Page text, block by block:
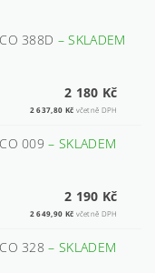
388D – SKLADEM
2 180 Kč
2 637,80 Kč včetně DPH
009– SKLADEM
2 190 Kč
2 649,90 Kč včetně DPH
328– SKLADEM